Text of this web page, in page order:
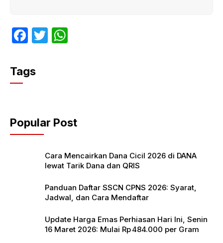
F
c
e
o
o
T
p
p
Tags
Popular Post
Cara Mencairkan Dana Cicil 2026 di DANA
lewat Tarik Dana dan QRIS
Panduan Daftar SSCN CPNS 2026: Syarat,
Jadwal, dan Cara Mendaftar
Update Harga Emas Perhiasan Hari Ini, Senin
16 Maret 2026: Mulai Rp 484.000 per Gram